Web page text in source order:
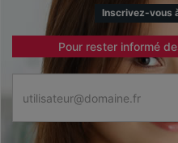
Inscrivez-vous
Pour rester informé